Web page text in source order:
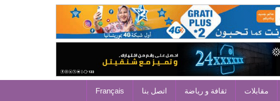
مقابلات ثقافة و رياضة اتصل بنا Français